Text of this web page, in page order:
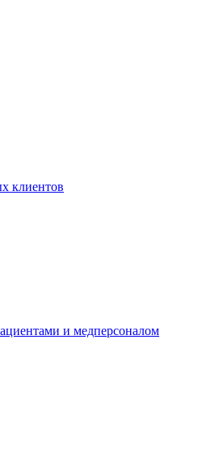
клиентов
и медперсоналом